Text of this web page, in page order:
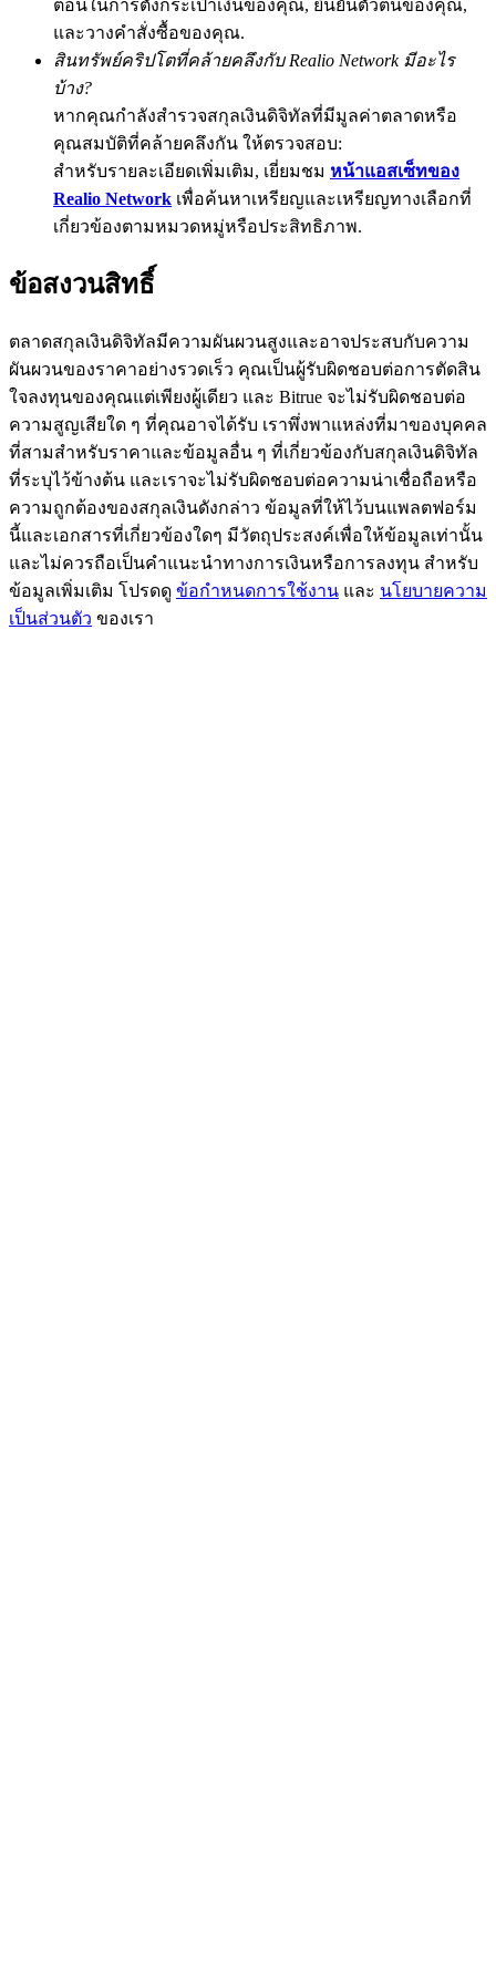
BTC Flexible Staking | Daily Rewards
กิจกรรมเพิ่มเติม
ศูนย์รางวัล
เข้าสู่ระบบลงชื่อ
ตอนในการตั้งกระเป๋าเงินของคุณ, ยืนยันตัวตนของคุณ,
และวางคำสั่งซื้อของคุณ.
สินทรัพย์คริปโตที่คล้ายคลึงกับ Realio Network มีอะไร
บ้าง?
หากคุณกำลังสำรวจสกุลเงินดิจิทัลที่มีมูลค่าตลาดหรือ
คุณสมบัติที่คล้ายคลึงกัน ให้ตรวจสอบ:
สำหรับรายละเอียดเพิ่มเติม, เยี่ยมชม หน้าแอสเซ็ทของ
Realio Network เพื่อค้นหาเหรียญและเหรียญทางเลือกที่
เกี่ยวข้องตามหมวดหมู่หรือประสิทธิภาพ.
ข้อสงวนสิทธิ์
ตลาดสกุลเงินดิจิทัลมีความผันผวนสูงและอาจประสบกับความ
ผันผวนของราคาอย่างรวดเร็ว คุณเป็นผู้รับผิดชอบต่อการตัดสิน
ใจลงทุนของคุณแต่เพียงผู้เดียว และ Bitrue จะไม่รับผิดชอบต่อ
ความสูญเสียใด ๆ ที่คุณอาจได้รับ เราพึ่งพาแหล่งที่มาของบุคคล
ที่สามสำหรับราคาและข้อมูลอื่น ๆ ที่เกี่ยวข้องกับสกุลเงินดิจิทัล
ที่ระบุไว้ข้างต้น และเราจะไม่รับผิดชอบต่อความน่าเชื่อถือหรือ
ความถูกต้องของสกุลเงินดังกล่าว ข้อมูลที่ให้ไว้บนแพลตฟอร์ม
นี้และเอกสารที่เกี่ยวข้องใดๆ มีวัตถุประสงค์เพื่อให้ข้อมูลเท่านั้น
และไม่ควรถือเป็นคำแนะนำทางการเงินหรือการลงทุน สำหรับ
ข้อมูลเพิ่มเติม โปรดดู ข้อกำหนดการใช้งาน และ นโยบายความ
เป็นส่วนตัว ของเรา